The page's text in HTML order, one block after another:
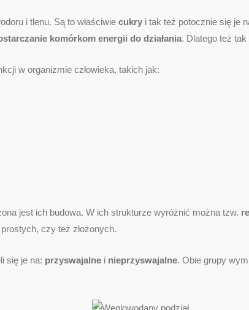
i tlenu. Są to właściwie cukry i tak też potocznie się je
komórkom energii do działania. Dlatego też
w organizmie człowieka, takich jak:
jest ich budowa. W ich strukturze wyróżnić można tzw.
czy też złożonych.
się je na: przyswajalne i nieprzyswajalne. Obie grupy